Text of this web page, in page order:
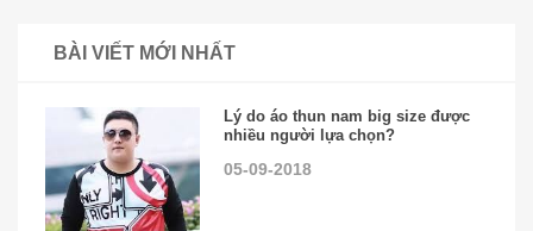
BÀI VIẾT MỚI NHẤT
Lý do áo thun nam big size được
nhiều người lựa chọn?
05-09-2018